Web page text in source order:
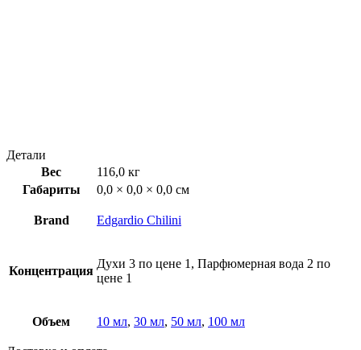
Детали
Вес
116,0 кг
Габариты
0,0 × 0,0 × 0,0 см
Brand Edgardio Chilini
Концентрация
Духи 3 по цене 1, Парфюмерная вода 2 по
цене 1
Объем 10 мл, 30 мл, 50 мл, 100 мл